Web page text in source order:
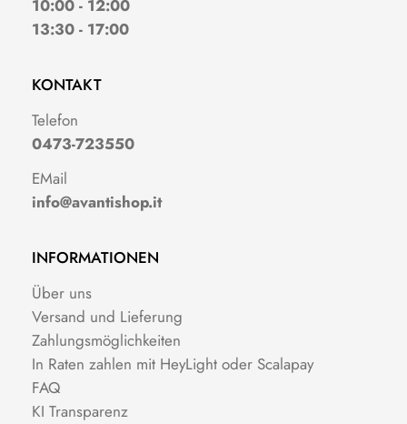
10:00 - 12:00
13:30 - 17:00
KONTAKT
Telefon
0473-723550
EMail
info@avantishop.it
INFORMATIONEN
Über uns
Versand und Lieferung
Zahlungsmöglichkeiten
In Raten zahlen mit HeyLight oder Scalapay
FAQ
KI Transparenz